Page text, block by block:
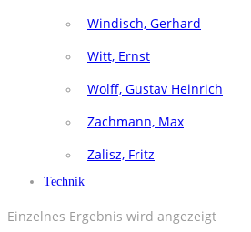
Windisch, Gerhard
Witt, Ernst
Wolff, Gustav Heinrich
Zachmann, Max
Zalisz, Fritz
Technik
Einzelnes Ergebnis wird angezeigt